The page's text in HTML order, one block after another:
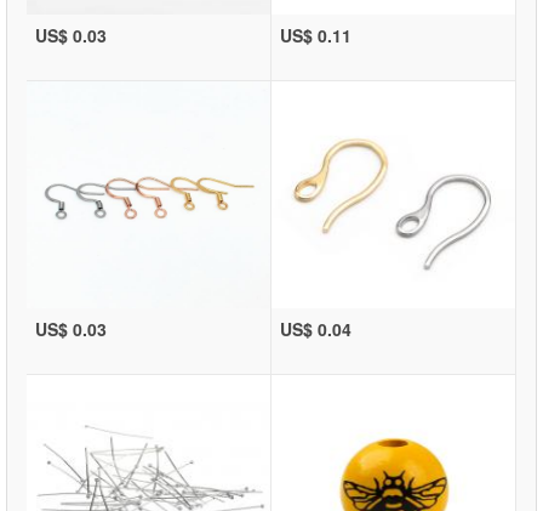
US$ 0.03 US$ 0.11
US$ 0.03 US$ 0.04